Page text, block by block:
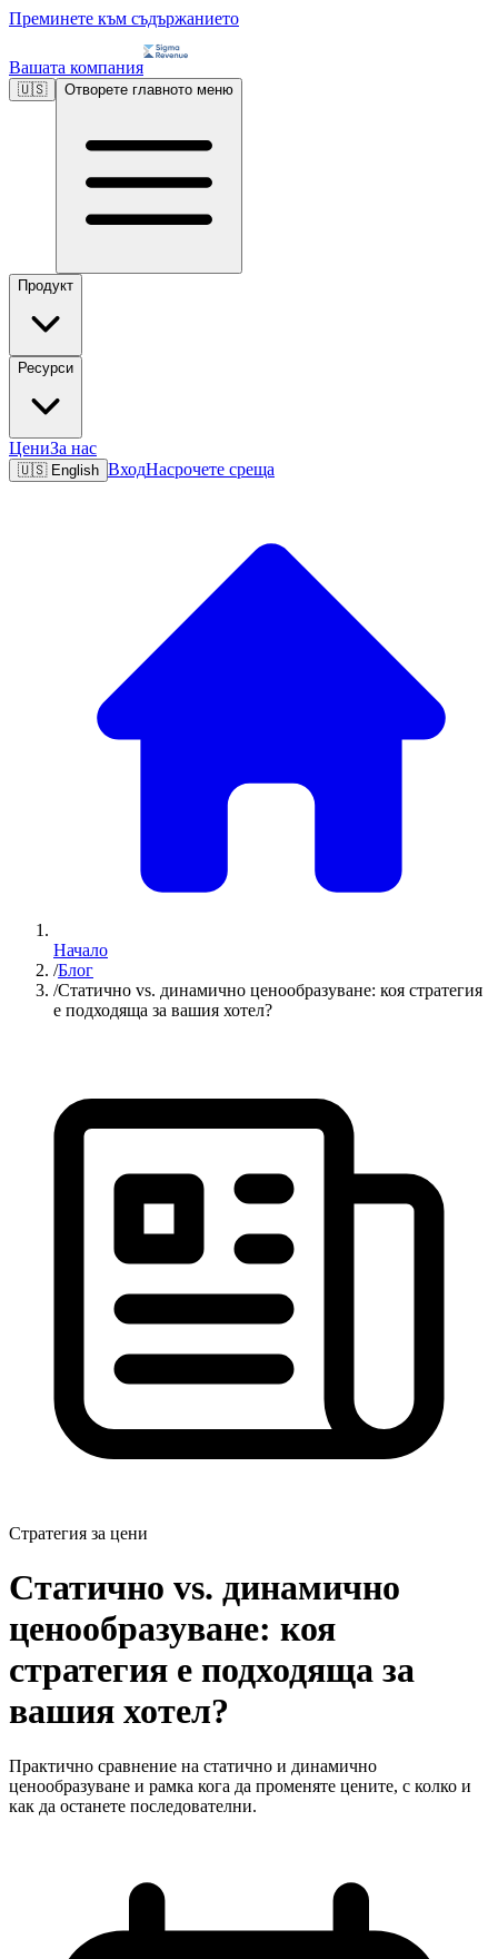
Преминете към съдържанието
Вашата компания
🇺🇸 Отворете главното меню
Продукт
Ресурси
ЦениЗа нас
🇺🇸 English ВходНасрочете среща
Начало
/Блог
/Статично vs. динамично ценообразуване: коя стратегия
е подходяща за вашия хотел?
Стратегия за цени
Статично vs. динамично
ценообразуване: коя
стратегия е подходяща за
вашия хотел?
Практично сравнение на статично и динамично
ценообразуване и рамка кога да променяте цените, с колко и
как да останете последователни.